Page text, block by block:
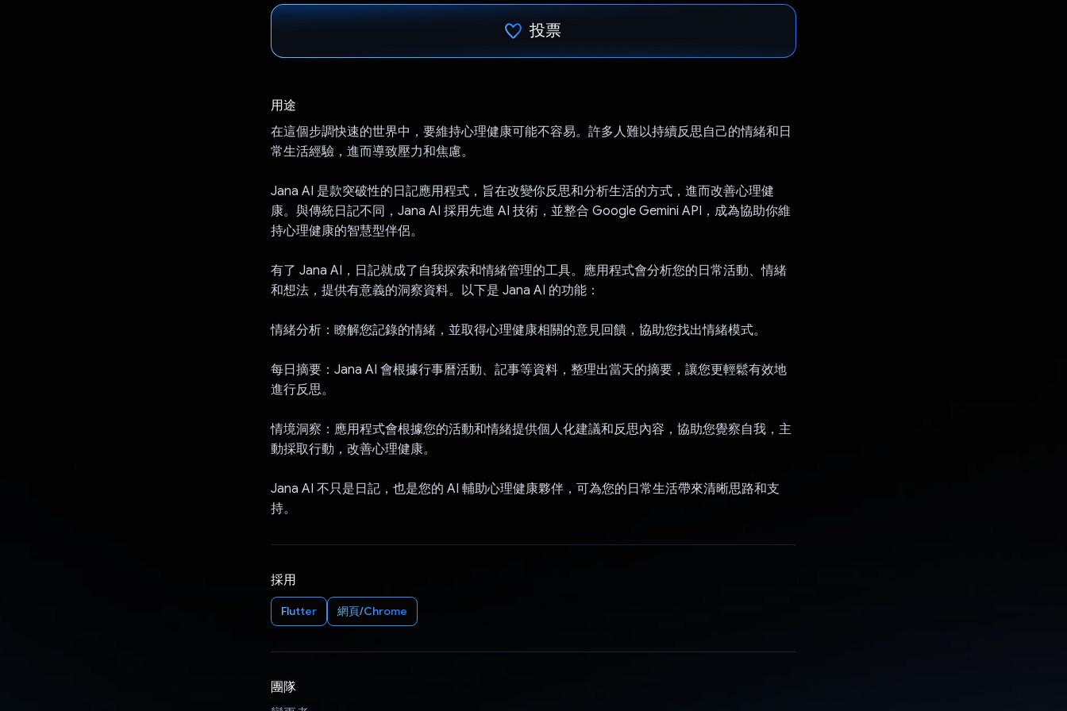
投票
用途
在這個步調快速的世界中，要維持心理健康可能不容易。許多人難以持續反思自己的情緒和日
常生活經驗，進而導致壓力和焦慮。
Jana AI 是款突破性的日記應用程式，旨在改變你反思和分析生活的方式，進而改善心理健
康。與傳統日記不同，Jana AI 採用先進 AI 技術，並整合 Google Gemini API，成為協助你維
持心理健康的智慧型伴侶。
有了 Jana AI，日記就成了自我探索和情緒管理的工具。應用程式會分析您的日常活動、情緒
和想法，提供有意義的洞察資料。以下是 Jana AI 的功能：
情緒分析：瞭解您記錄的情緒，並取得心理健康相關的意見回饋，協助您找出情緒模式。
每日摘要：Jana AI 會根據行事曆活動、記事等資料，整理出當天的摘要，讓您更輕鬆有效地
進行反思。
情境洞察：應用程式會根據您的活動和情緒提供個人化建議和反思內容，協助您覺察自我，主
動採取行動，改善心理健康。
Jana AI 不只是日記，也是您的 AI 輔助心理健康夥伴，可為您的日常生活帶來清晰思路和支
持。
採用
Flutter 網頁/Chrome
團隊